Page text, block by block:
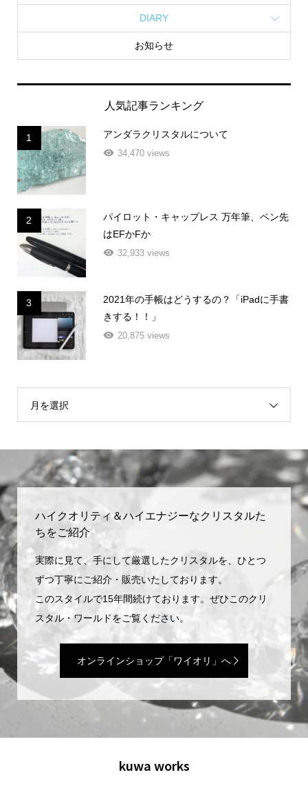
DIARY
お知らせ
人気記事ランキング
1 アンダラクリスタルについて
34,470 views
2
パイロット・キャップレス 万年筆、ペン先
はEFかFか
32,933 views
3
2021年の手帳はどうするの？「iPadに手書
きする！！」
20,875 views
月を選択
ハイクオリティ＆ハイエナジーなクリスタルた
ちをご紹介
実際に見て、手にして厳選したクリスタルを、ひとつ
ずつ丁寧にご紹介・販売いたしております。
このスタイルで15年間続けております。ぜひこのクリ
スタル・ワールドをご覧ください。
オンラインショップ「ワイオリ」へ
kuwa works